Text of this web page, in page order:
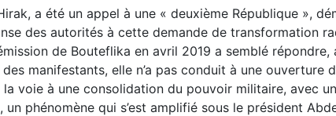
a été un appel à une « deuxième République »,
des autorités à cette demande de transformation
de Bouteflika en avril 2019 a semblé répondre,
manifestants, elle n’a pas conduit à une ouverture
voie à une consolidation du pouvoir militaire, avec
un phénomène qui s’est amplifié sous le président